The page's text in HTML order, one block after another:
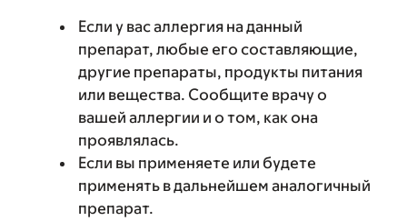
Если у вас аллергия на данный
препарат, любые его составляющие,
другие препараты, продукты питания
или вещества. Сообщите врачу о
вашей аллергии и о том, как она
проявлялась.
Если вы применяете или будете
применять в дальнейшем аналогичный
препарат.